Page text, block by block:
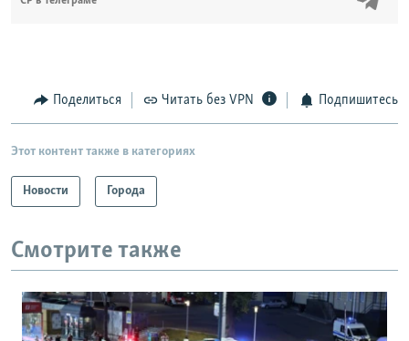
Поделиться Читать без VPN Подпишитесь
Этот контент также в категориях
Новости Города
Смотрите также